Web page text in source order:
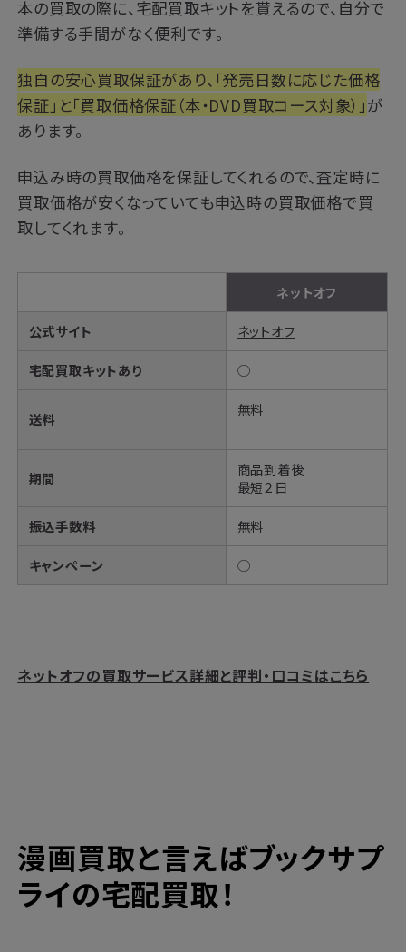
本の買取の際に、宅配買取キットを貰えるので、自分で
準備する手間がなく便利です。
独自の安心買取保証があり、「発売日数に応じた価格
保証」と「買取価格保証（本・DVD買取コース対象）」が
あります。
申込み時の買取価格を保証してくれるので、査定時に
買取価格が安くなっていても申込時の買取価格で買
取してくれます。
ネットオフ
公式サイト ネットオフ
宅配買取キットあり ◯
送料
無料
期間
商品到着後
最短２日
振込手数料 無料
キャンペーン ◯
ネットオフの買取サービス詳細と評判・口コミはこちら
漫画買取と言えばブックサプ
ライの宅配買取！